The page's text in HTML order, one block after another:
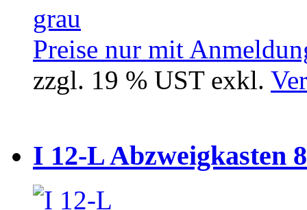
Preise nur mit
zzgl. 19 % UST exkl.
I 12-L Abzweigkasten